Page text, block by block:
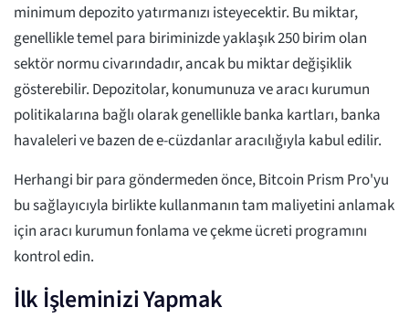
minimum depozito yatırmanızı isteyecektir. Bu miktar,
genellikle temel para biriminizde yaklaşık 250 birim olan
sektör normu civarındadır, ancak bu miktar değişiklik
gösterebilir. Depozitolar, konumunuza ve aracı kurumun
politikalarına bağlı olarak genellikle banka kartları, banka
havaleleri ve bazen de e-cüzdanlar aracılığıyla kabul edilir.
Herhangi bir para göndermeden önce, Bitcoin Prism Pro'yu
bu sağlayıcıyla birlikte kullanmanın tam maliyetini anlamak
için aracı kurumun fonlama ve çekme ücreti programını
kontrol edin.
İlk İşleminizi Yapmak